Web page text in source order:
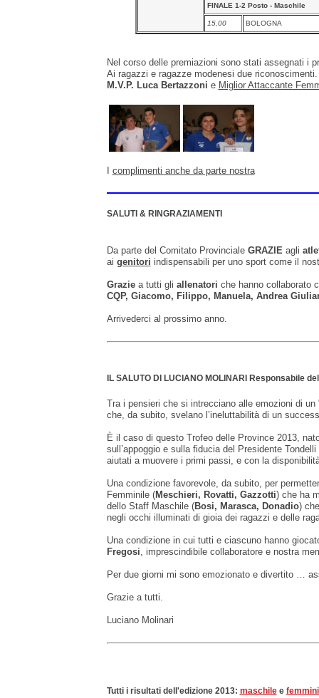
FINALE 1-2 Posto - Maschile
15,00 BOLOGNA
Nel corso delle premiazioni sono stati assegnati i
Ai ragazzi e ragazze modenesi due riconoscimenti.
M.V.P. Luca Bertazzoni e Miglior Attaccante
complimenti anche da parte nostra
SALUTI & RINGRAZIAMENTI
Da parte del Comitato Provinciale GRAZIEagli
ai genitori indispensabili per uno sport come il
Graziea tutti gli allenatori che hanno collaborato
CQP, Giacomo, Filippo, Manuela, Andrea
Arrivederci al prossimo anno.
IL SALUTO DI LUCIANO MOLINARI Responsabile
Tra i pensieri che si intrecciano alle emozioni di
che, da subito, svelano l’ineluttabilità di un
È il caso di questo Trofeo delle Province 2013,
sull’appoggio e sulla fiducia del Presidente
aiutati a muovere i primi passi, e con la
Una condizione favorevole, da subito, per
Femminile (Meschieri, Rovatti, Gazzotti) che ha
dello Staff Maschile (Bosi, Marasca, Donadio)
negli occhi illuminati di gioia dei ragazzi e delle
Una condizione in cui tutti e ciascuno hanno
Fregosi, imprescindibile collaboratore e nostra
Per due giorni mi sono emozionato e divertito …
Grazie a tutti.
Luciano Molinari
Tutti i risultati dell'edizione 2013: maschilee